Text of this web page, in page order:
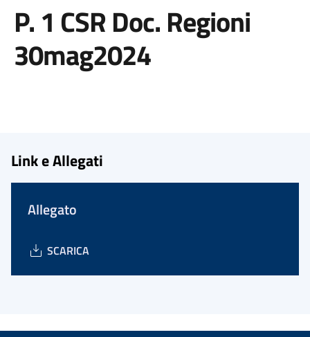
P. 1 CSR Doc. Regioni
30mag2024
Link e Allegati
Allegato
SCARICA